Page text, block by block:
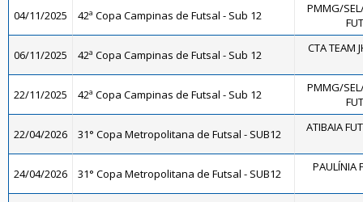
04/11/2025 42ª Copa Campinas de Futsal - Sub 12
PMMG/
06/11/2025 42ª Copa Campinas de Futsal - Sub 12 CTA TEAM
22/11/2025 42ª Copa Campinas de Futsal - Sub 12
PMMG/
22/04/2026 31° Copa Metropolitana de Futsal - SUB12 ATIBAIA
24/04/2026 31° Copa Metropolitana de Futsal - SUB12 PAULÍNIA